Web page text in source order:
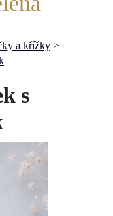
a křížky >
s